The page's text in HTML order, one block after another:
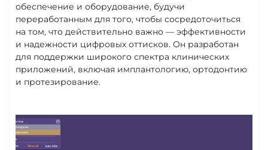
обеспечение и оборудование, будучи
переработанным для того, чтобы сосредоточиться
на том, что действительно важно — эффективности
и надежности цифровых оттисков. Он разработан
для поддержки широкого спектра клинических
приложений, включая имплантологию, ортодонтию
и протезирование.